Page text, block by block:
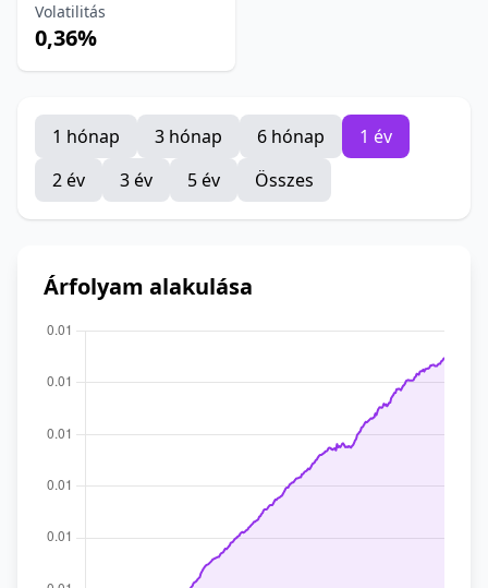
Volatilitás
0,36%
1 hónap 3 hónap 6 hónap
1 év
2 év
3 év 5 év Összes
Árfolyam alakulása